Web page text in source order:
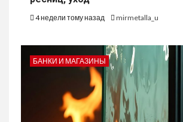
4 недели тому назад mirmetalla_u
БАНКИ И МАГАЗИНЫ